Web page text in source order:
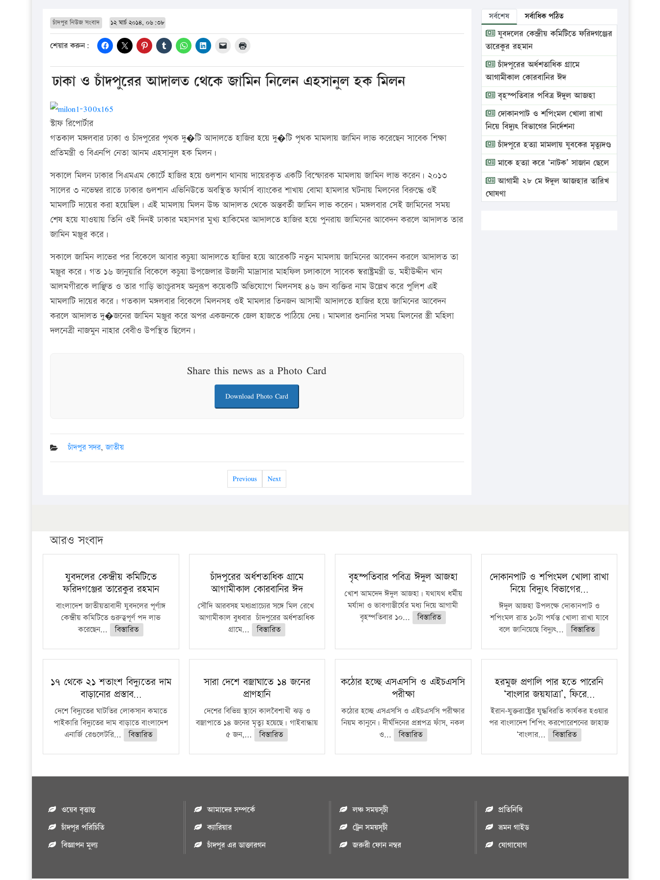
চাঁদপুর নিউজ সংবাদ ১২ মার্চ ২০১৪, ০৬:৩৮
শেয়ার করুন:
ঢাকা ও চাঁদপুরের আদালত থেকে জামিন নিলেন এহসানুল হক মিলন
স্টাফ রিপোর্টার
গতকাল মঙ্গলবার ঢাকা ও চাঁদপুরের পৃথক দু�টি আদালতে হাজির হয়ে দু�টি পৃথক মামলায় জামিন লাভ করেছেন সাবেক শিক্ষা
প্রতিমন্ত্রী ও বিএনপি নেতা আনম এহসানুল হক মিলন।
সকালে মিলন ঢাকার সিএমএম কোর্টে হাজির হয়ে গুলশান থানায় দায়েরকৃত একটি বিস্ফোরক মামলায় জামিন লাভ করেন। ২০১৩
সালের ৩ নভেম্বর রাতে ঢাকার গুলশান এভিনিউতে অবস্থিত ফার্মার্স ব্যাংকের শাখায় বোমা হামলার ঘটনায় মিলনের বিরুদ্ধে ওই
মামলাটি দায়ের করা হয়েছিল। এই মামলায় মিলন উচ্চ আদালত থেকে অন্তবর্তী জামিন লাভ করেন। মঙ্গলবার সেই জামিনের সময়
শেষ হয়ে যাওয়ায় তিনি ওই দিনই ঢাকার মহানগর মুখ্য হাকিমের আদালতে হাজির হয়ে পুনরায় জামিনের আবেদন করলে আদালত তার
জামিন মঞ্জুর করে।
সকালে জামিন লাভের পর বিকেলে আবার কচুয়া আদালতে হাজির হয়ে আরেকটি নতুন মামলায় জামিনের আবেদন করলে আদালত তা
মঞ্জুর করে। গত ১৬ জানুয়ারি বিকেলে কচুয়া উপজেলার উজানী মাদ্রাসার মাহফিল চলাকালে সাবেক স্বরাষ্ট্রমন্ত্রী ড. মহীউদ্দীন খান
আলমগীরকে লাঞ্ছিত ও তার গাড়ি ভাংচুরসহ অনুরূপ কয়েকটি অভিযোগে মিলনসহ ৪৬ জন ব্যক্তির নাম উল্লেখ করে পুলিশ এই
মামলাটি দায়ের করে। গতকাল মঙ্গলবার বিকেলে মিলনসহ ওই মামলার তিনজন আসামী আদালতে হাজির হয়ে জামিনের আবেদন
করলে আদালত দু�জনের জামিন মঞ্জুর করে অপর একজনকে জেল হাজতে পাঠিয়ে দেয়। মামলার শুনানির সময় মিলনের স্ত্রী মহিলা
দলনেত্রী নাজমুন নাহার বেবীও উপস্থিত ছিলেন।
Share this news as a Photo Card
Download Photo Card
চাঁদপুর সদর,জাতীয়
Previous Next
সর্বশেষ সর্বাধিক পঠিত
যুবদলের কেন্দ্রীয় কমিটিতে ফরিদগঞ্জের
তারেকুর রহমান
চাঁদপুরের অর্ধশতাধিক গ্রামে
আগামীকাল কোরবানির ঈদ
বৃহস্পতিবার পবিত্র ঈদুল আজহা
দোকানপাট ও শপিংমল খোলা রাখা
নিয়ে বিদ্যুৎ বিভাগের নির্দেশনা
চাঁদপুরে হত্যা মামলায় যুবকের মৃত্যুদণ্ড
মাকে হত্যা করে ‘নাটক’ সাজান ছেলে
আগামী ২৮ মে ঈদুল আজহার তারিখ
ঘোষণা
আরও সংবাদ
যুবদলের কেন্দ্রীয় কমিটিতে
ফরিদগঞ্জের তারেকুর রহমান
বাংলাদেশ জাতীয়তাবাদী যুবদলের পূর্ণাঙ্গ
কেন্দ্রীয় কমিটিতে গুরুত্বপূর্ণ পদ লাভ
করেছেন...
বিস্তারিত
চাঁদপুরের অর্ধশতাধিক গ্রামে
আগামীকাল কোরবানির ঈদ
সৌদি আরবসহ মধ্যপ্রাচ্যের সঙ্গে মিল রেখে
আগামীকাল বুধবার চাঁদপুরের অর্ধশতাধিক
গ্রামে...
বিস্তারিত
বৃহস্পতিবার পবিত্র ঈদুল আজহা
খোশ আমদেদ ঈদুল আজহা। যথাযথ ধর্মীয়
মর্যাদা ও ভাবগাম্ভীর্যের মধ্য দিয়ে আগামী
বৃহস্পতিবার ১০...
বিস্তারিত
দোকানপাট ও শপিংমল খোলা রাখা
নিয়ে বিদ্যুৎ বিভাগের…
ঈদুল আজহা উপলক্ষে দোকানপাট ও
শপিংমল রাত ১০টা পর্যন্ত খোলা রাখা যাবে
বলে জানিয়েছে বিদ্যুৎ...
বিস্তারিত
১৭ থেকে ২১ শতাংশ বিদ্যুতের দাম
বাড়ানোর প্রস্তাব…
দেশে বিদ্যুতের ঘাটতির লোকসান কমাতে
পাইকারি বিদ্যুতের দাম বাড়াতে বাংলাদেশ
এনার্জি রেগুলেটরি...
বিস্তারিত
সারা দেশে বজ্রাঘাতে ১৪ জনের
প্রাণহানি
দেশের বিভিন্ন স্থানে কালবৈশাখী ঝড় ও
বজ্রাপাতে ১৪ জনের মৃত্যু হয়েছে। গাইবান্ধায়
৫ জন,...
বিস্তারিত
কঠোর হচ্ছে এসএসসি ও এইচএসসি
পরীক্ষা
কঠোর হচ্ছে এসএসসি ও এইচএসসি পরীক্ষার
নিয়ম কানুনে। দীর্ঘদিনের প্রশ্নপত্র ফাঁস, নকল
ও...
বিস্তারিত
হরমুজ প্রণালি পার হতে পারেনি
‘বাংলার জয়যাত্রা’, ফিরে…
ইরান-যুক্তরাষ্ট্রের যুদ্ধবিরতি কার্যকর হওয়ার
পর বাংলাদেশ শিপিং করপোরেশনের জাহাজ
‘বাংলার...
বিস্তারিত
ওয়েব বৃত্তান্ত
চাঁদপুর পরিচিতি
বিজ্ঞাপন মুল্য
আমাদের সম্পর্কে
ক্যারিয়ার
চাঁদপুর এর ডাক্তারগন
লঞ্চ সময়সূচী
ট্রেন সময়সূচী
জরুরী ফোন নম্বর
প্রতিনিধি
ভ্রমন গাইড
যোগাযোগ